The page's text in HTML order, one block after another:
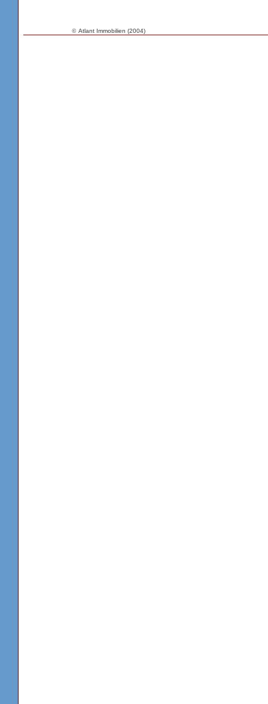
© Atlant Immobilien (2004)